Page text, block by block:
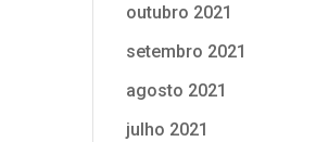
outubro 2021
setembro 2021
agosto 2021
julho 2021